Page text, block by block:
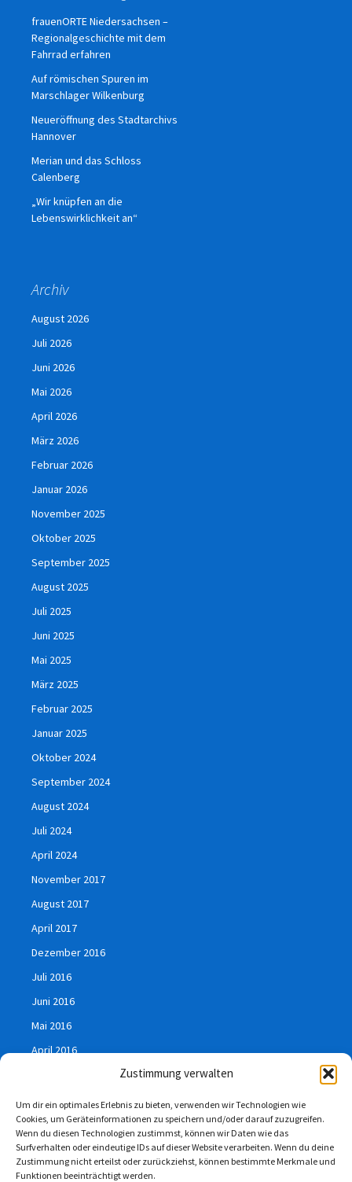
Zustimmung verwalten
Um dir ein optimales Erlebnis zu bieten, verwenden wir Technologien wie
Cookies, um Geräteinformationen zu speichern und/oder darauf zuzugreifen.
Wenn du diesen Technologien zustimmst, können wir Daten wie das
Surfverhalten oder eindeutige IDs auf dieser Website verarbeiten. Wenn du deine
Zustimmung nicht erteilst oder zurückziehst, können bestimmte Merkmale und
Funktionen beeinträchtigt werden.
frauenORTE Niedersachsen –
Regionalgeschichte mit dem
Fahrrad erfahren
Auf römischen Spuren im
Marschlager Wilkenburg
Neueröffnung des Stadtarchivs
Hannover
Merian und das Schloss
Calenberg
„Wir knüpfen an die
Lebenswirklichkeit an“
Archiv
August 2026
Juli 2026
Juni 2026
Mai 2026
April 2026
März 2026
Februar 2026
Januar 2026
November 2025
Oktober 2025
September 2025
August 2025
Juli 2025
Juni 2025
Mai 2025
März 2025
Februar 2025
Januar 2025
Oktober 2024
September 2024
August 2024
Juli 2024
April 2024
November 2017
August 2017
April 2017
Dezember 2016
Juli 2016
Juni 2016
Mai 2016
April 2016
Januar 2016
Juli 2015